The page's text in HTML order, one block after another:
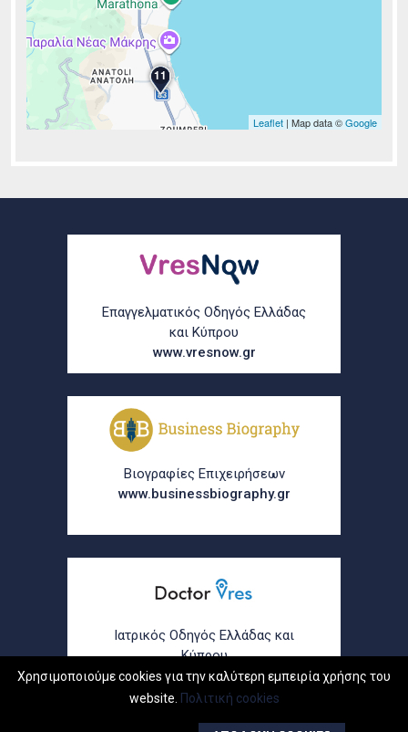
11
Leaflet | Map data ©Google
Επαγγελματικός Οδηγός Ελλάδας
και Κύπρου
www.vresnow.gr
Βιογραφίες Επιχειρήσεων
www.businessbiography.gr
Ιατρικός Οδηγός Ελλάδας και
Κύπρου
www.doctorvres.gr
Χρησιμοποιούμε cookies για την καλύτερη εμπειρία χρήσης του
website. Πολιτική cookies